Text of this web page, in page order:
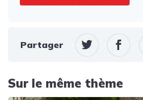
Partager
Sur le même thème